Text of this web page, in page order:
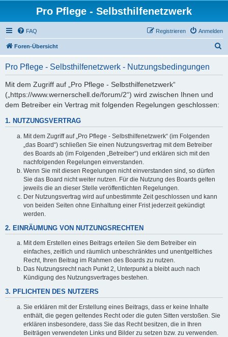
Pro Pflege - Selbsthilfenetzwerk
FAQ Anmelden
Registrieren
Foren-Übersicht
Pro Pflege - Selbsthilfenetzwerk - Nutzungsbedingungen
Mit dem Zugriff auf „Pro Pflege - Selbsthilfenetzwerk“
(„https://www.wernerschell.de/forum/2“) wird zwischen Ihnen und
dem Betreiber ein Vertrag mit folgenden Regelungen geschlossen:
1. NUTZUNGSVERTRAG
Mit dem Zugriff auf „Pro Pflege - Selbsthilfenetzwerk“ (im Folgenden
„das Board“) schließen Sie einen Nutzungsvertrag mit dem Betreiber
des Boards ab (im Folgenden „Betreiber“) und erklären sich mit den
nachfolgenden Regelungen einverstanden.
Wenn Sie mit diesen Regelungen nicht einverstanden sind, so dürfen
Sie das Board nicht weiter nutzen. Für die Nutzung des Boards gelten
jeweils die an dieser Stelle veröffentlichten Regelungen.
Der Nutzungsvertrag wird auf unbestimmte Zeit geschlossen und kann
von beiden Seiten ohne Einhaltung einer Frist jederzeit gekündigt
werden.
2. EINRÄUMUNG VON NUTZUNGSRECHTEN
Mit dem Erstellen eines Beitrags erteilen Sie dem Betreiber ein
einfaches, zeitlich und räumlich unbeschränktes und unentgeltliches
Recht, Ihren Beitrag im Rahmen des Boards zu nutzen.
Das Nutzungsrecht nach Punkt 2, Unterpunkt a bleibt auch nach
Kündigung des Nutzungsvertrages bestehen.
3. PFLICHTEN DES NUTZERS
Sie erklären mit der Erstellung eines Beitrags, dass er keine Inhalte
enthält, die gegen geltendes Recht oder die guten Sitten verstoßen. Sie
erklären insbesondere, dass Sie das Recht besitzen, die in Ihren
Beiträgen verwendeten Links und Bilder zu setzen bzw. zu verwenden.